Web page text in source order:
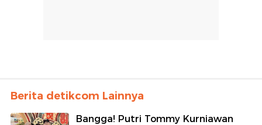
Berita detikcom Lainnya
Bangga! Putri Tommy Kurniawan